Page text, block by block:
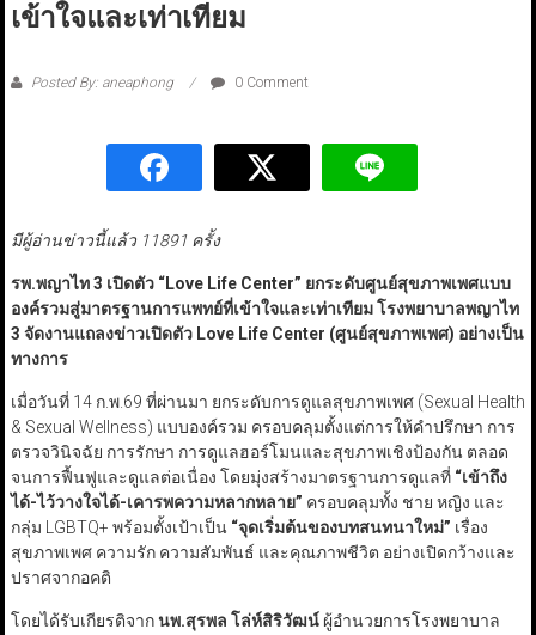
เข้าใจและเท่าเทียม
Posted By: aneaphong 0 Comment
มีผู้อ่านข่าวนี้แล้ว 11891 ครั้ง
รพ.พญาไท 3 เปิดตัว “Love Life Center” ยกระดับศูนย์สุขภาพเพศแบบ
องค์รวมสู่มาตรฐานการแพทย์ที่เข้าใจและเท่าเทียมโรงพยาบาลพญาไท
3 จัดงานแถลงข่าวเปิดตัว Love Life Center (ศูนย์สุขภาพเพศ) อย่างเป็น
ทางการ
เมื่อวันที่ 14 ก.พ.69 ที่ผ่านมา ยกระดับการดูแลสุขภาพเพศ (Sexual Health
& Sexual Wellness) แบบองค์รวม ครอบคลุมตั้งแต่การให้คำปรึกษา การ
ตรวจวินิจฉัย การรักษา การดูแลฮอร์โมนและสุขภาพเชิงป้องกัน ตลอด
จนการฟื้นฟูและดูแลต่อเนื่อง โดยมุ่งสร้างมาตรฐานการดูแลที่ “เข้าถึง
ได้-ไว้วางใจได้-เคารพความหลากหลาย” ครอบคลุมทั้ง ชาย หญิง และ
กลุ่ม LGBTQ+ พร้อมตั้งเป้าเป็น “จุดเริ่มต้นของบทสนทนาใหม่” เรื่อง
สุขภาพเพศ ความรัก ความสัมพันธ์ และคุณภาพชีวิต อย่างเปิดกว้างและ
ปราศจากอคติ
โดยได้รับเกียรติจากนพ.สุรพล โล่ห์สิริวัฒน์ผู้อำนวยการโรงพยาบาล